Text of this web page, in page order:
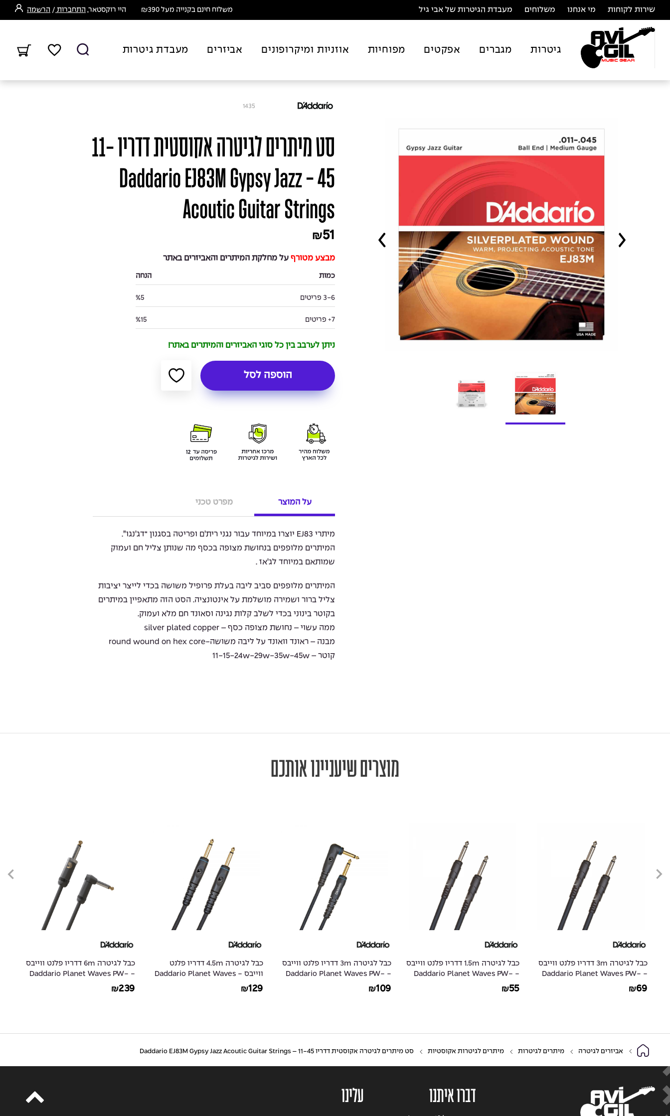
שירות לקוחות מי אנחנו משלוחים מעבדת הגיטרות של אבי גיל משלוח חינם בקנייה מעל ₪390 היי רוקסטאר, התחברות / הרשמה
גיטרות מגברים אפקטים מפוחיות אוזניות ומיקרופונים אביזרים מעבדת גיטרות
1435
סט מיתרים לגיטרה אקוסטית דדריו 11-
45 - Daddario EJ83M Gypsy Jazz
Acoutic Guitar Strings
₪51
מבצע מטורף על מחלקת המיתרים והאביזרים באתר
כמות הנחה
3-6 פריטים %5
7+ פריטים %15
ניתן לערבב בין כל סוגי האביזרים והמיתרים באתר!
הוספה לסל
על המוצר מפרט טכני
מיתרי EJ83 יוצרו במיוחד עבור נגני רית’ם ופריטה בסגנון “דג’נגו”.
המיתרים מלופפים בנחושת מצופה בכסף מה שנותן צליל חם ועמוק
שמותאם במיוחד לג’אז .
המיתרים מלופפים סביב ליבה בעלת פרופיל משושה בכדי לייצר יציבות
צליל ברור ושמירה מושלמת על אינטונציה. הסט הזה מתאפיין במיתרים
בקוטר בינוני בכדי לשלב קלות נגינה וסאונד חם מלא ועמוק.
ממה עשוי – נחושת מצופה כסף – silver plated copper
מבנה – ראונד וואונד על ליבה משושה-round wound on hex core
קוטר – 11-15-24w-29w-35w-45w
מוצרים שיעניינו אותכם
כבל לגיטרה 3m דדריו פלנט ווייבס
- Daddario Planet Waves PW-
CGT-10
₪69
כבל לגיטרה 1.5m דדריו פלנט ווייבס
- Daddario Planet Waves PW-
CGT-05
₪55
כבל לגיטרה 3m דדריו פלנט ווייבס
- Daddario Planet Waves PW-
GRA-10
₪109
כבל לגיטרה 4.5m דדריו פלנט
ווייבס - Daddario Planet Waves
PW-G-15
₪129
כבל לגיטרה 6m דדריו פלנט ווייבס
- Daddario Planet Waves PW-
AMSGRA-20
₪239
אביזרים לגיטרה מיתרים לגיטרות מיתרים לגיטרות אקוסטיות סט מיתרים לגיטרה אקוסטית דדריו 11-45 – Daddario EJ83M Gypsy Jazz Acoutic Guitar Strings
דברו איתנו עלינו